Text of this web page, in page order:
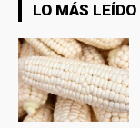
LO MÁS LEÍDO